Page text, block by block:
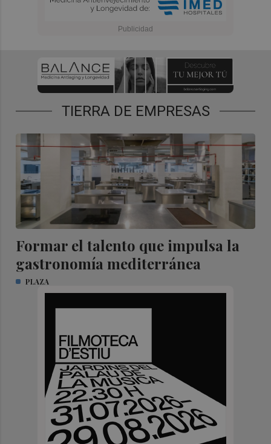
TIERRA DE EMPRESAS
Formar el talento que impulsa la
gastronomía mediterránea
PLAZA